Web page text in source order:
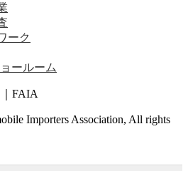
ーク
ールーム
FAIA
Importers Association, All rights